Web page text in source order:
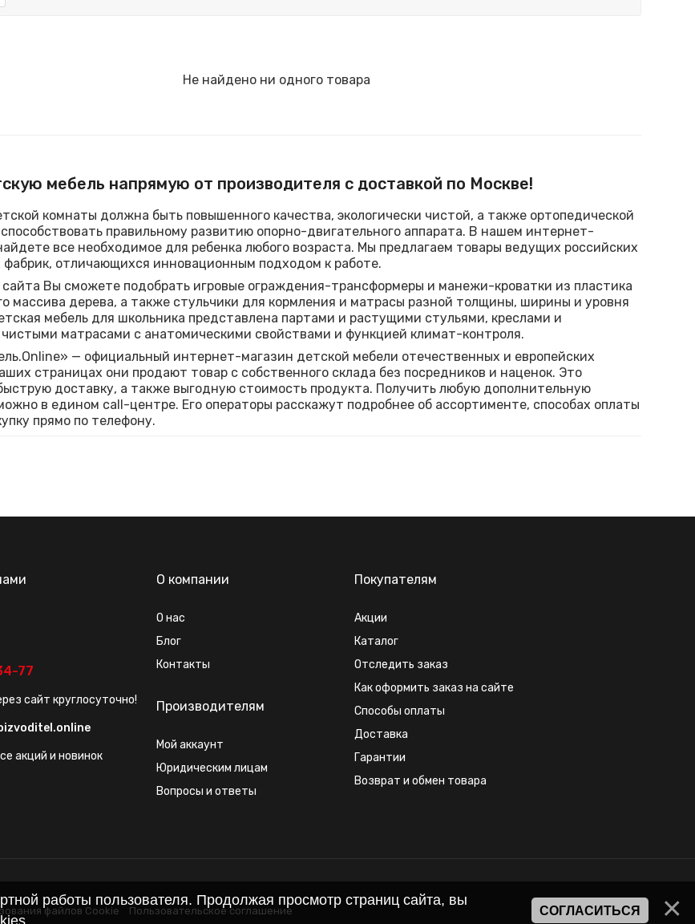
Не найдено ни одного товара
мебель напрямую от производителя с доставкой по Москве!
комнаты должна быть повышенного качества, экологически чистой, а также ортопедической
правильному развитию опорно-двигательного аппарата. В нашем интернет-
все необходимое для ребенка любого возраста. Мы предлагаем товары ведущих российских
отличающихся инновационным подходом к работе.
Вы сможете подобрать игровые ограждения-трансформеры и манежи-кроватки из пластика
массива дерева, а также стульчики для кормления и матрасы разной толщины, ширины и уровня
мебель для школьника представлена партами и растущими стульями, креслами и
чистыми матрасами с анатомическими свойствами и функцией климат-контроля.
— официальный интернет-магазин детской мебели отечественных и европейских
страницах они продают товар с собственного склада без посредников и наценок. Это
доставку, а также выгодную стоимость продукта. Получить любую дополнительную
в едином call-центре. Его операторы расскажут подробнее об ассортименте, способах оплаты
прямо по телефону.
77
сайт круглосуточно!
акций и новинок
О компании
О нас
Блог
Контакты
Производителям
Мой аккаунт
Юридическим лицам
Вопросы и ответы
Покупателям
Акции
Каталог
Отследить заказ
Как оформить заказ на сайте
Способы оплаты
Доставка
Гарантии
Возврат и обмен товара
файлов Cookie Пользовательское соглашение
работы пользователя. Продолжая просмотр страниц сайта, вы
СОГЛАСИТЬСЯ